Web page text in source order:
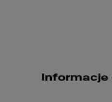
Informacje